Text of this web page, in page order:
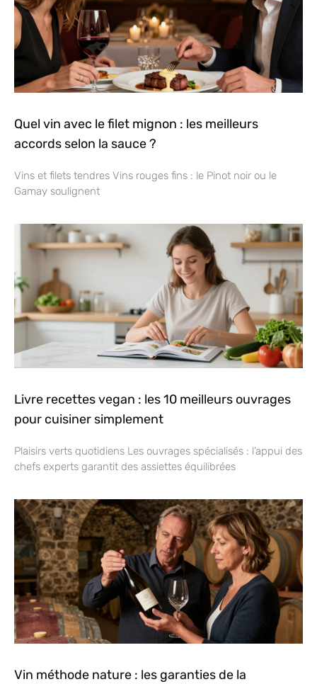
Quel vin avec le filet mignon : les meilleurs
accords selon la sauce ?
Vins et filets tendres Vins rouges fins : le Pinot noir ou le
Gamay soulignent
Livre recettes vegan : les 10 meilleurs ouvrages
pour cuisiner simplement
Plaisirs verts quotidiens Les ouvrages spécialisés : l’appui des
chefs experts garantit des assiettes équilibrées
Vin méthode nature : les garanties de la